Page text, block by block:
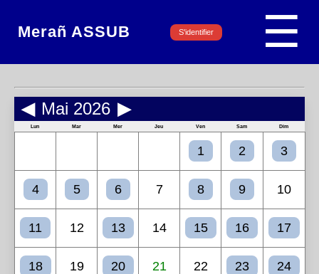
Merañ ASSUB S'identifier ☰
◀ Mai 2026 ▶
Lun Mar Mer Jeu Ven Sam Dim
1 2 3
4 5 6 7 8 9 10
11 12 13 14 15 16 17
18 19 20 21 22 23 24